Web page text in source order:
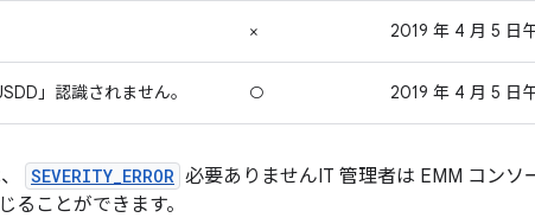
× 2019 年 4 月 5 日
」認識されません。 ○ 2019 年 4 月 5 日
SEVERITY_ERROR 必要ありませんIT 管理者は EMM コンソ
ることができます。